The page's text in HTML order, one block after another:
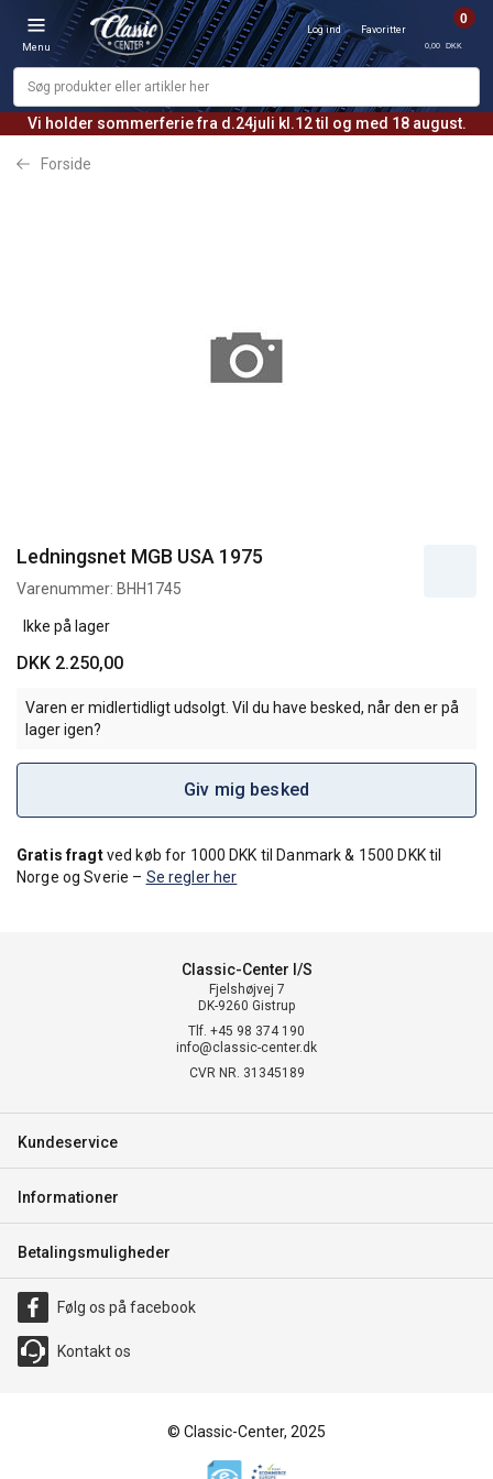
Vi holder sommerferie fra d.24juli kl.12 til og med 18 august.
Menu
Log ind Favoritter
0
0,00 DKK
Forside
Ledningsnet MGB USA 1975
Varenummer: BHH1745
Ikke på lager
DKK 2.250,00
Varen er midlertidligt udsolgt. Vil du have besked, når den er på
lager igen?
Giv mig besked
Gratis fragtved køb for 1000 DKK til Danmark & 1500 DKK til
Norge og Sverie – Se regler her
Classic-Center I/S
Fjelshøjvej 7
DK-9260 Gistrup
Tlf. +45 98 374 190
info@classic-center.dk
CVR NR. 31345189
Kundeservice
Informationer
Betalingsmuligheder
Følg os på facebook
Kontakt os
© Classic-Center, 2025